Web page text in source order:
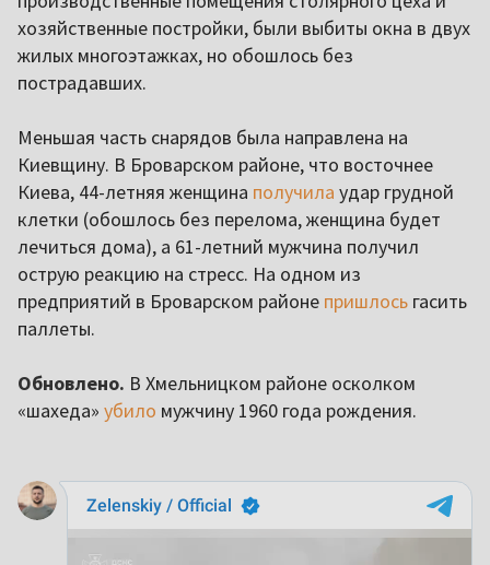
хозяйственные постройки, были выбиты окна в двух
жилых многоэтажках, но обошлось без
пострадавших.
Меньшая часть снарядов была направлена на
Киевщину. В Броварском районе, что восточнее
Киева, 44-летняя женщина получила удар грудной
клетки (обошлось без перелома, женщина будет
лечиться дома), а 61-летний мужчина получил
острую реакцию на стресс. На одном из
предприятий в Броварском районе пришлось гасить
паллеты.
Обновлено. В Хмельницком районе осколком
«шахеда» убило мужчину 1960 года рождения.